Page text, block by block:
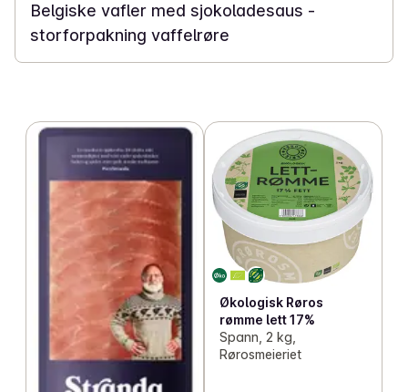
Belgiske vafler med sjokoladesaus -
storforpakning vaffelrøre
Økologisk Røros
rømme lett 17%
Spann, 2 kg,
Rørosmeieriet